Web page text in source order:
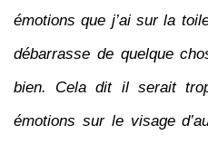
émotions que j’ai sur la
débarrasse de quelque
bien. Cela dit il serait
émotions sur le visage